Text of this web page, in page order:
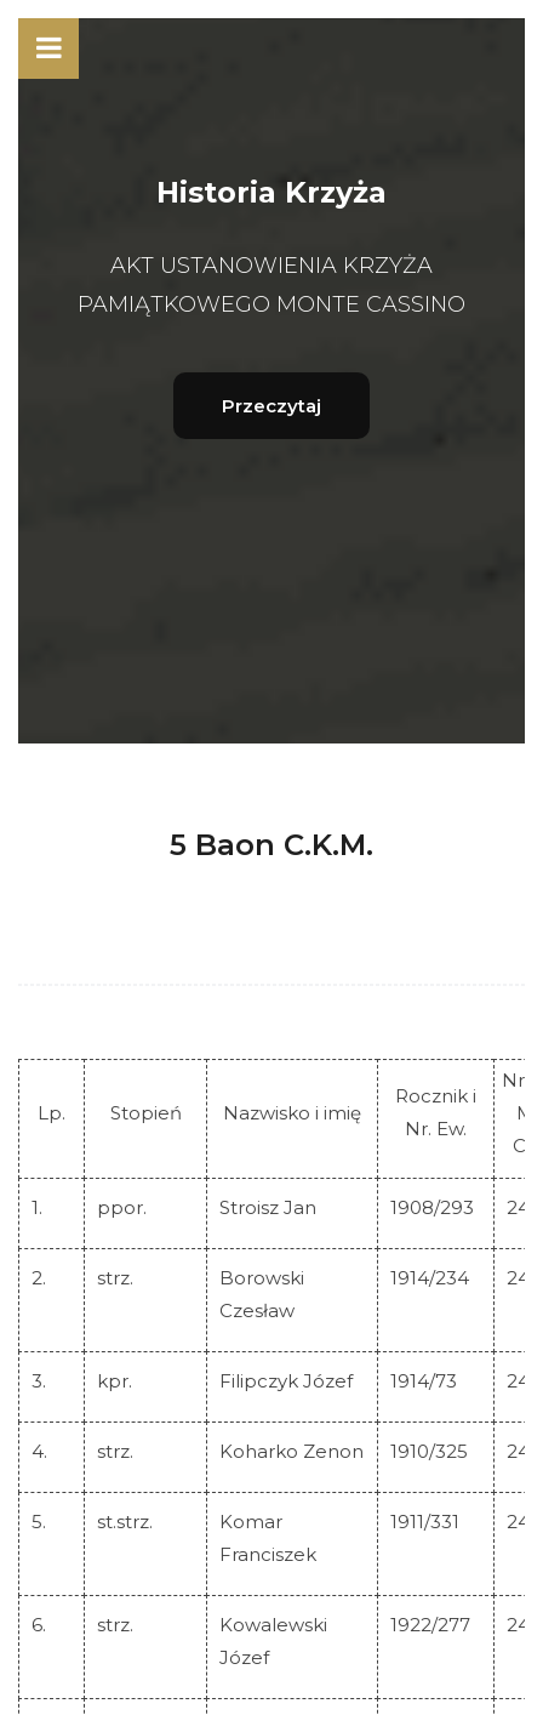
Historia Krzyża
AKT USTANOWIENIA KRZYŻA
PAMIĄTKOWEGO MONTE CASSINO
Przeczytaj
5 Baon C.K.M.
Lp. Stopień Nazwisko i imię
Rocznik i
Nr. Ew.
Nr.
1. ppor. Stroisz Jan 1908/293
2. strz.
Borowski
Czesław
1914/234
3. kpr. Filipczyk Józef 1914/73
4. strz. Koharko Zenon 1910/325
5. st.strz.
Komar
Franciszek
1911/331
6. strz.
Kowalewski
Józef
1922/277